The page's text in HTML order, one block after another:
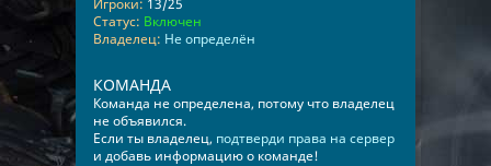
Игроки: 13/25
Статус: Включен
Владелец: Не определён
КОМАНДА
Команда не определена, потому что владелец
не объявился.
Если ты владелец, подтверди права на сервер
и добавь информацию о команде!